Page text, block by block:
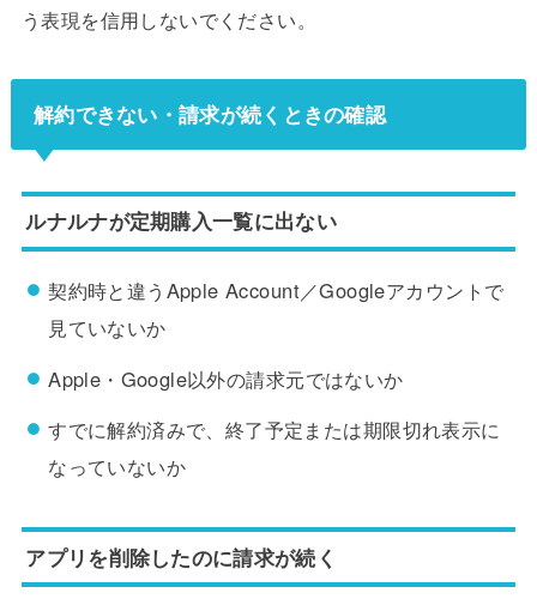
う表現を信用しないでください。
解約できない・請求が続くときの確認
ルナルナが定期購入一覧に出ない
契約時と違うApple Account／Googleアカウントで
見ていないか
Apple・Google以外の請求元ではないか
すでに解約済みで、終了予定または期限切れ表示に
なっていないか
アプリを削除したのに請求が続く